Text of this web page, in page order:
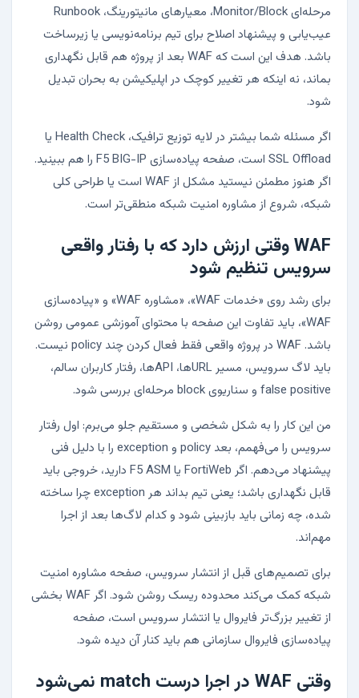
مرحله‌ای Monitor/Block، معیارهای مانیتورینگ، Runbook
عیب‌یابی و پیشنهاد اصلاح برای تیم برنامه‌نویسی یا زیرساخت
باشد. هدف این است که WAF بعد از پروژه هم قابل نگهداری
بماند، نه اینکه هر تغییر کوچک در اپلیکیشن به بحران تبدیل
شود.
اگر مسئله شما بیشتر در لایه توزیع ترافیک، Health Check یا
SSL Offload است، صفحه
پیاده‌سازی F5 BIG-IP
را هم ببینید.
اگر هنوز مطمئن نیستید مشکل از WAF است یا طراحی کلی
شبکه، شروع ازمشاوره امنیت شبکه منطقی‌تر است.
WAF وقتی ارزش دارد که با رفتار واقعی
سرویس تنظیم شود
برای رشد روی «خدمات WAF»، «مشاوره WAF» و «پیاده‌سازی
WAF»، باید تفاوت این صفحه با محتوای آموزشی عمومی روشن
باشد. WAF در پروژه واقعی فقط فعال کردن چند policy نیست.
باید لاگ سرویس، مسیر URLها، APIها، رفتار کاربران سالم،
false positive و سناریوی block مرحله‌ای بررسی شود.
من این کار را به شکل شخصی و مستقیم جلو می‌برم: اول رفتار
سرویس را می‌فهمم، بعد policy و exception را با دلیل فنی
پیشنهاد می‌دهم. اگر FortiWeb یا F5 ASM دارید، خروجی باید
قابل نگهداری باشد؛ یعنی تیم بداند هر exception چرا ساخته
شده، چه زمانی باید بازبینی شود و کدام لاگ‌ها بعد از اجرا
مهم‌اند.
برای تصمیم‌های قبل از انتشار سرویس، صفحه مشاوره امنیت
شبکه
کمک می‌کند محدوده ریسک روشن شود. اگر WAF بخشی
از تغییر بزرگ‌تر فایروال یا انتشار سرویس است، صفحه
پیاده‌سازی فایروال سازمانی هم باید کنار آن دیده شود.
وقتی WAF در اجرا درست match نمی‌شود